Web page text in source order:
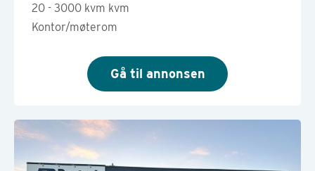
20 - 3000 kvm kvm
Kontor/møterom
Gå til annonsen